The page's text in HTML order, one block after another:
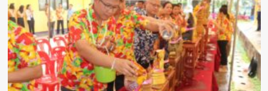
พัฒนา
บุคลากร
ด้าน
การ
บริหาร
จัดการ
ข้อมูล
สารสนเทศ